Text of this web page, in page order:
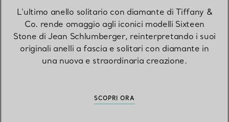
L'ultimo anello solitario con diamante di Tiffany &
Co. rende omaggio agli iconici modelli Sixteen
Stone di Jean Schlumberger, reinterpretando i suoi
originali anelli a fascia e solitari con diamante in
una nuova e straordinaria creazione.
SCOPRI ORA